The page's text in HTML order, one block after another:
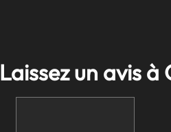
Laissez un avis à